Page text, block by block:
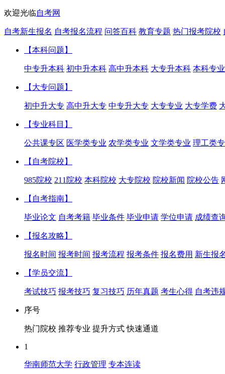
欢迎光临自考网
自考新生报名 自考报名流程 问答百科 教育专题 热门报考院校
【本科问题】
中专升本科 初中升本科 高中升本科 大专升本科 本科专业
【大专问题】
初中升大专 高中升大专 中专升大专 大专专业 大专学费
【专业科目】
公共课专区 医学类专业 农学类专业 文学类专业 理工类
【自考院校】
985院校 211院校 本科院校 大专院校 院校新闻 院校公告
【自考指南】
毕业论文 自考考籍 毕业条件 毕业申请 学位申请 成绩查
【报名攻略】
报名时间 报考时间 报考流程 报考条件 报名费用 新生报
【学员交流】
考试技巧 报考技巧 复习技巧 历年真题 考生心得 自考违
序号
热门院校 推荐专业 提升方式 快速通道
1
华南师范大学 行政管理 专本连读